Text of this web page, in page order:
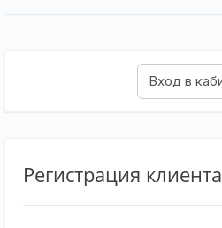
Регистрация клиента